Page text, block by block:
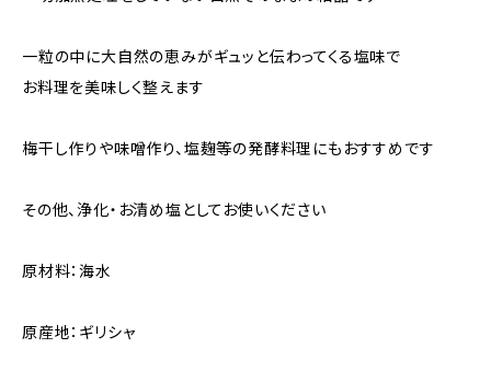
一粒の中に大自然の恵みがギュッと伝わってくる塩味で
お料理を美味しく整えます
梅干し作りや味噌作り、塩麹等の発酵料理にもおすすめです
その他、浄化・お清め塩としてお使いください
原材料：海水
原産地：ギリシャ